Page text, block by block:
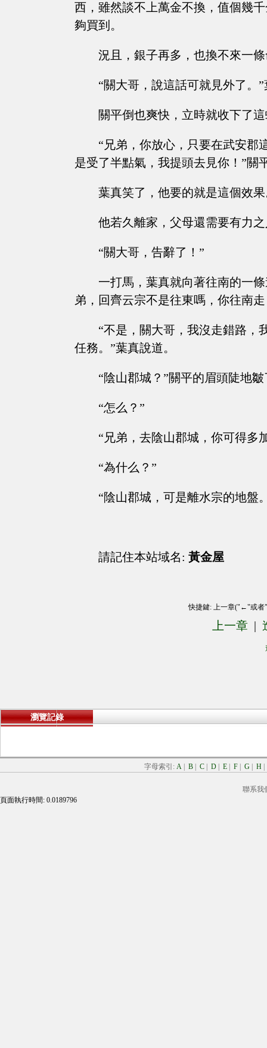
西，雖然談不上萬金不換，值個幾
夠買到。
況且，銀子再多，也換不來一
“關大哥，說這話可就見外了。
關平倒也爽快，立時就收下了
“兄弟，你放心，只要在武安郡
是受了半點氣，我提頭去見你！”關
葉真笑了，他要的就是這個效
他若久離家，父母還需要有力
“關大哥，告辭了！”
一打馬，葉真就向著往南的一
弟，回齊云宗不是往東嗎，你往南
“不是，關大哥，我沒走錯路，
任務。”葉真說道。
“陰山郡城？”關平的眉頭陡地
“怎么？”
“兄弟，去陰山郡城，你可得多
“為什么？”
“陰山郡城，可是離水宗的地盤
請記住本站域名: 黃金屋
快捷鍵: 上一章("←"或
上一章 |
瀏覽記錄
字母索引: A B C D E F G H
聯系我
頁面執行時間: 0.0189796